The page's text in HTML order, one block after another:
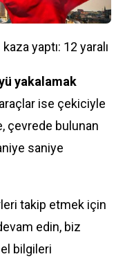
yaptı: 12 yaralı
yakalamak
araçlar ise çekiciyle
çevrede bulunan
saniye
takip etmek için
edin, biz
bilgileri